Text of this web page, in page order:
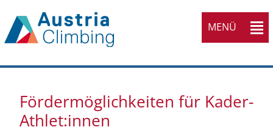
MENÜ
Fördermöglichkeiten für Kader-
Athlet:innen